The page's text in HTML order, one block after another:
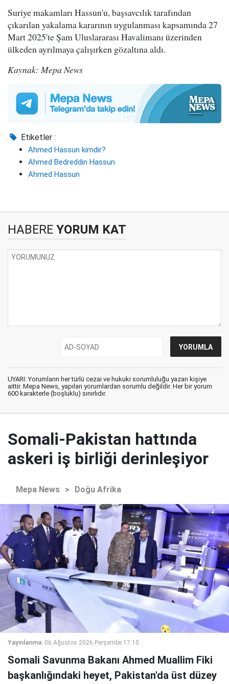
Suriye makamları Hassun'u, başsavcılık tarafından
çıkarılan yakalama kararının uygulanması kapsamında 27
Mart 2025'te Şam Uluslararası Havalimanı üzerinden
ülkeden ayrılmaya çalışırken gözaltına aldı.
Kaynak: Mepa News
Etiketler :
Ahmed Hassun kimdir?
Ahmed Bedreddin Hassun
Ahmed Hassun
HABERE YORUM KAT
UYARI: Yorumların her türlü cezai ve hukuki sorumluluğu yazan kişiye
aittir. Mepa News, yapılan yorumlardan sorumlu değildir. Her bir yorum
600 karakterle (boşluklu) sınırlıdır.
Somali-Pakistan hattında
askeri iş birliği derinleşiyor
Mepa News > Doğu Afrika
Yayınlanma: 06 Ağustos 2026 Perşembe 17:10
Somali Savunma Bakanı Ahmed Muallim Fiki
başkanlığındaki heyet, Pakistan'da üst düzey